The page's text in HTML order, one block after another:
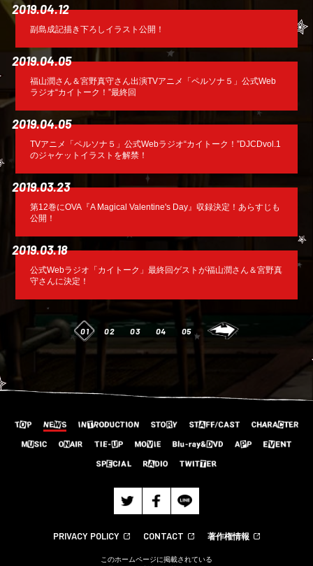
2019.04.12
副島成記描き下ろしイラスト公開！
2019.04.05
福山潤さん＆宮野真守さん出演TVアニメ「ペルソナ５」公式Web
ラジオ“カイトーク！”最終回
2019.04.05
TVアニメ「ペルソナ５」公式Webラジオ“カイトーク！”DJCDvol.1
のジャケットイラストを解禁！
2019.03.23
第12巻にOVA『A Magical Valentine's Day』収録決定！あらすじも
公開！
2019.03.18
公式Webラジオ「カイトーク」最終回ゲストが福山潤さん＆宮野真
守さんに決定！
01 02 03 04 05
PRIVACY POLICY CONTACT 著作権情報
このホームページに掲載されている